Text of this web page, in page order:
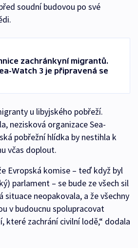
soudní budovou po své
zachránkyní migrantů.
Watch 3 je připravená se
u libyjského pobřeží.
nezisková organizace Sea-
pobřežní hlídka by nestihla k
včas doplout.
Evropská komise – teď když byl
parlament – se bude ze všech sil
situace neopakovala, a že všechny
v budoucnu spolupracovat
které zachrání civilní lodě,“ dodala